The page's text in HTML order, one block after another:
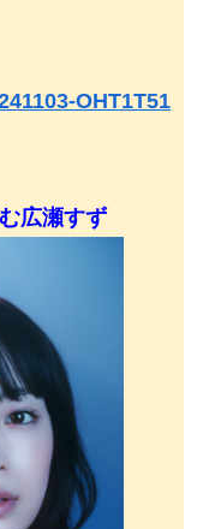
OHT1T51
広瀬すず